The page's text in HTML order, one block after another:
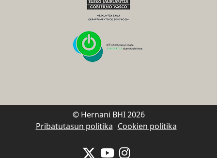
© Hernani BHI 2026
Pribatutasun politika Cookien politika
Se abrirá nueva ventana-twitter
Se abrirá nueva ventana-